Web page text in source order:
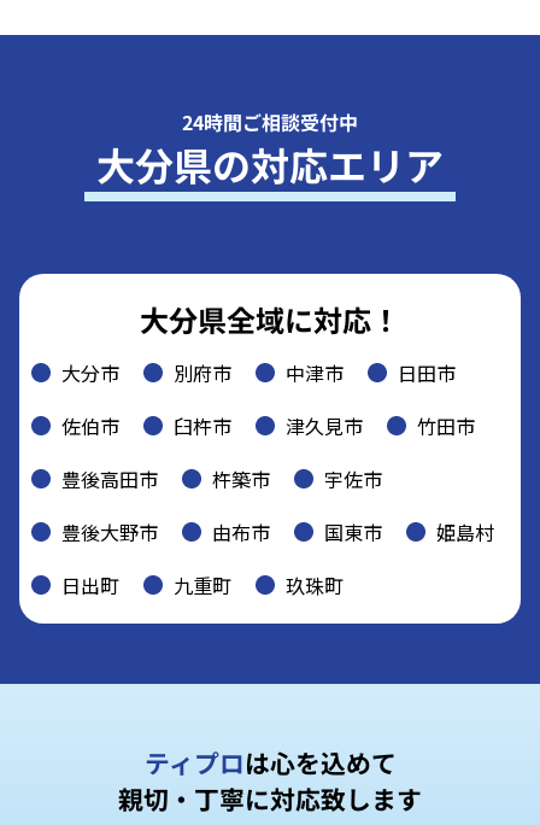
24時間ご相談受付中
大分県の対応エリア
大分県全域に対応！
大分市 別府市 中津市
日田市
佐伯市
臼杵市 津久見市
竹田市
豊後高田市
杵築市
宇佐市
豊後大野市
由布市 国東市
姫島村
日出町
九重町 玖珠町
ティプロは心を込めて
親切・丁寧に対応致します